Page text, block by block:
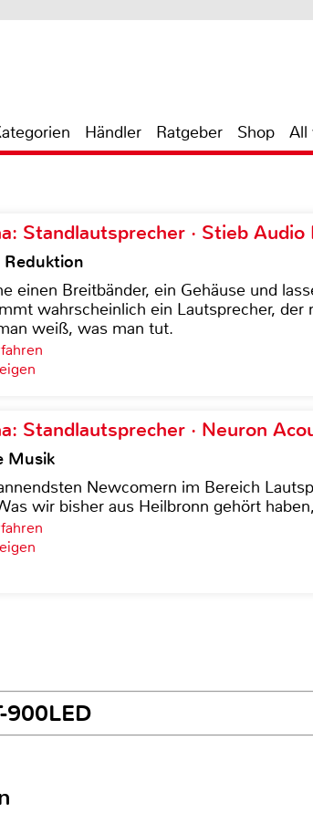
Händler Ratgeber Shop All
Standlautsprecher · Stieb Audio
einen Breitbänder, ein Gehäuse und
wahrscheinlich ein Lautsprecher,
weiß, was man tut.
Standlautsprecher · Neuron
Musik
Newcomern im Bereich
wir bisher aus Heilbronn gehört